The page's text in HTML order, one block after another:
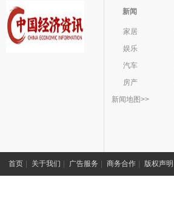
新闻
家居
娱乐
汽车
房产
新闻地图>>
首页 关于我们 广告服务 商务合作 版权声明